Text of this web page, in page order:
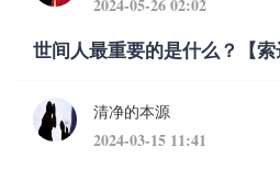
2024-05-26 02:02
世间人最重要的是什么？【索
清净的本源
2024-03-15 11:41